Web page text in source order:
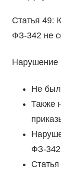
Статья 49:
ФЗ-342 не
Нарушение
Не
Также
ФЗ-